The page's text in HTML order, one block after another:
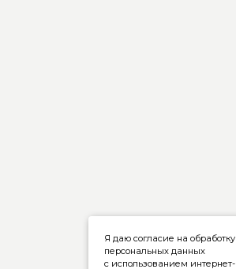
Я даю согласие на обработку
персональных данных
с использованием интернет-